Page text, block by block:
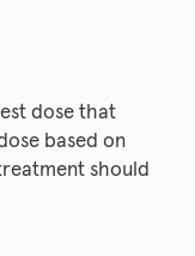
dose that
based on
should